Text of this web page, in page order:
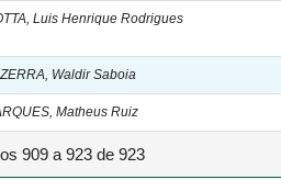
Luis Henrique Rodrigues
Waldir Saboia
Matheus Ruiz
909 a 923 de 923